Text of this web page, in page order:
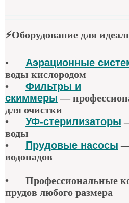
⚡Оборудование для
• Аэрационные
воды кислородом
•
Фильтры и
скиммеры —
для очистки
•
УФ-стерилизаторы
воды
•
Прудовые насосы
водопадов
•
Профессиональные
прудов любого размера